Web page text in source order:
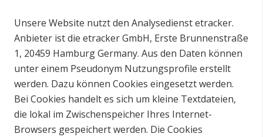
Unsere Website nutzt den Analysedienst etracker.
Anbieter ist die etracker GmbH, Erste Brunnenstraße
1, 20459 Hamburg Germany. Aus den Daten können
unter einem Pseudonym Nutzungsprofile erstellt
werden. Dazu können Cookies eingesetzt werden.
Bei Cookies handelt es sich um kleine Textdateien,
die lokal im Zwischenspeicher Ihres Internet-
Browsers gespeichert werden. Die Cookies